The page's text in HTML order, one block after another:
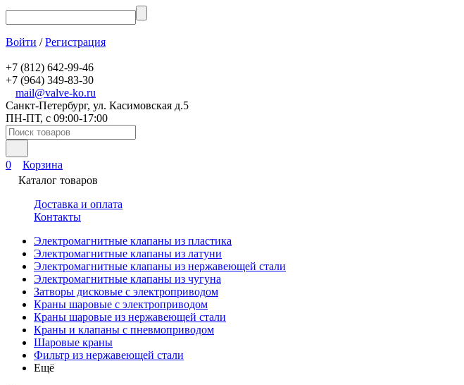
Войти /Регистрация
+7 (812) 642-99-46
+7 (964) 349-83-30
mail@valve-ko.ru
Санкт-Петербург, ул. Касимовская д.5
ПН-ПТ, с 09:00-17:00
0
Корзина
Каталог товаров
Доставка и оплата
Контакты
Электромагнитные клапаны из пластика
Электромагнитные клапаны из латуни
Электромагнитные клапаны из нержавеющей стали
Электромагнитные клапаны из чугуна
Затворы дисковые с электроприводом
Краны шаровые с электроприводом
Краны шаровые из нержавеющей стали
Краны и клапаны с пневмоприводом
Шаровые краны
Фильтр из нержавеющей стали
Ещё